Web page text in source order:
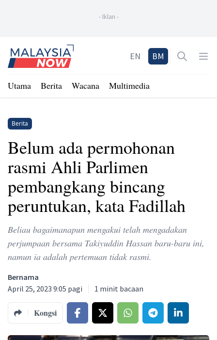
- Iklan -
Home
EN BM Open
Utama Berita Wacana Multimedia
Berita
Belum ada permohonan
rasmi Ahli Parlimen
pembangkang bincang
peruntukan, kata Fadillah
Beliau bagaimanapun mengakui telah mengadakan
perjumpaan bersama Takiyuddin Hassan baru-baru ini,
namun ia adalah pertemuan tidak rasmi.
Bernama
April 25, 2023 9:05 pagi
1 minit bacaan
Kongsi